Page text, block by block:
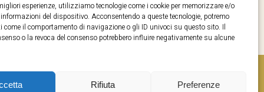
esperienze, utilizziamo tecnologie come i cookie per memorizzare e/o
informazioni del dispositivo. Acconsentendo a queste tecnologie, potremo
come il comportamento di navigazione o gli ID univoci su questo sito. Il
o la revoca del consenso potrebbero influire negativamente su alcune
Rifiuta Preferenze